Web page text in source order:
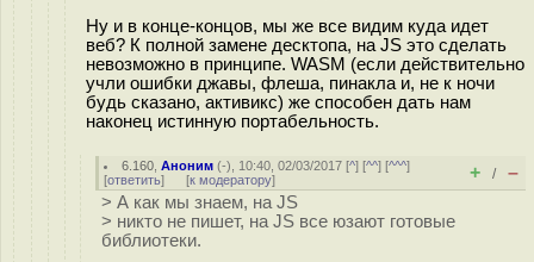
Ну и в конце-концов, мы же все видим куда идет
веб? К полной замене десктопа, на JS это сделать
невозможно в принципе. WASM (если действительно
учли ошибки джавы, флеша, пинакла и, не к ночи
будь сказано, активикс) же способен дать нам
наконец истинную портабельность.
6.160 ,Аноним (-), 10:40, 02/03/2017 [^] [^^] [^^^]
[ответить] [к модератору] + / –
> А как мы знаем, на JS
> никто не пишет, на JS все юзают готовые
библиотеки.